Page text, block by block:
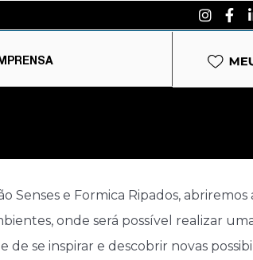
Senses e Formica Ripados, abriremos
onde será possível realizar
se inspirar e descobrir novas